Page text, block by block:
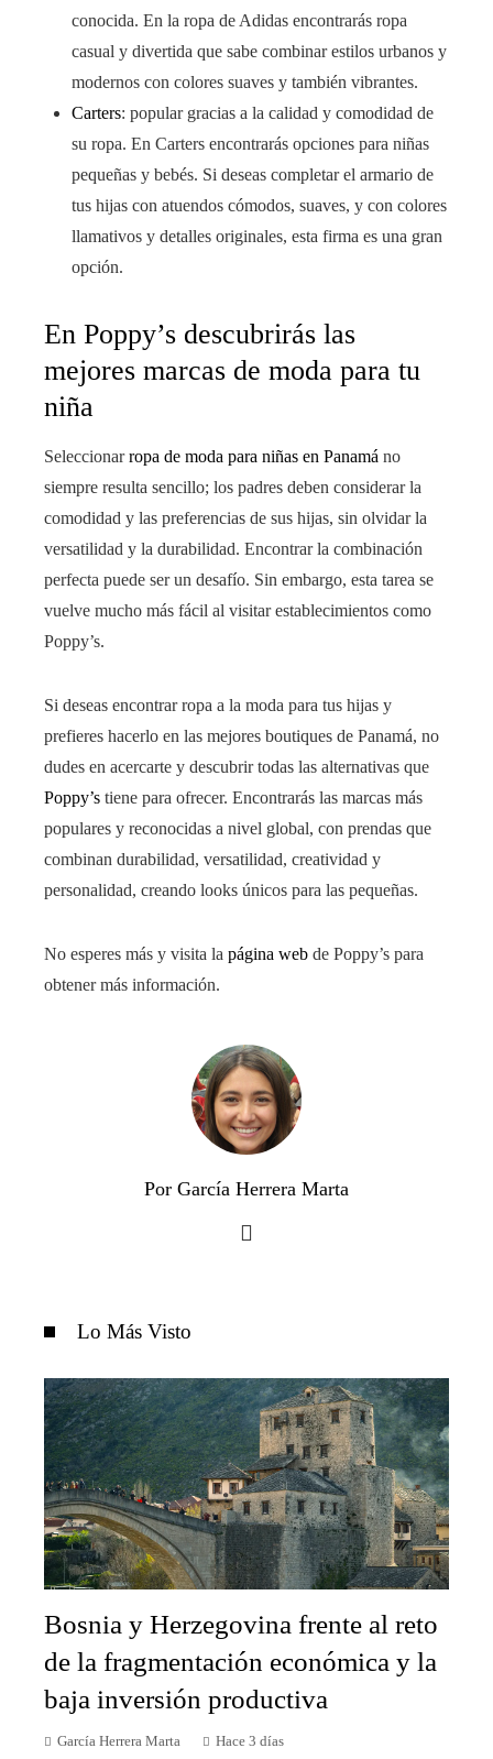
conocida. En la ropa de Adidas encontrarás ropa
casual y divertida que sabe combinar estilos urbanos y
modernos con colores suaves y también vibrantes.
Carters: popular gracias a la calidad y comodidad de
su ropa. En Carters encontrarás opciones para niñas
pequeñas y bebés. Si deseas completar el armario de
tus hijas con atuendos cómodos, suaves, y con colores
llamativos y detalles originales, esta firma es una gran
opción.
En Poppy’s descubrirás las
mejores marcas de moda para tu
niña
Seleccionarropa de moda para niñas en Panamá no
siempre resulta sencillo; los padres deben considerar la
comodidad y las preferencias de sus hijas, sin olvidar la
versatilidad y la durabilidad. Encontrar la combinación
perfecta puede ser un desafío. Sin embargo, esta tarea se
vuelve mucho más fácil al visitar establecimientos como
Poppy’s.
Si deseas encontrar ropa a la moda para tus hijas y
prefieres hacerlo en las mejores boutiques de Panamá, no
dudes en acercarte y descubrir todas las alternativas que
Poppy’s tiene para ofrecer. Encontrarás las marcas más
populares y reconocidas a nivel global, con prendas que
combinan durabilidad, versatilidad, creatividad y
personalidad, creando looks únicos para las pequeñas.
No esperes más y visita la página web de Poppy’s para
obtener más información.
Por García Herrera Marta
Lo Más Visto
Bosnia y Herzegovina frente al reto
de la fragmentación económica y la
baja inversión productiva
García Herrera Marta Hace 3 días